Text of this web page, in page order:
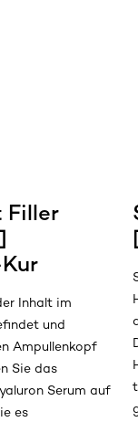
Filler
Inhalt im
und
Ampullenkopf
Sie das
Serum auf
es